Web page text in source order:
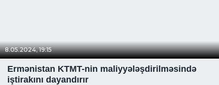
8.05.2024, 19:15
Ermənistan KTMT-nin maliyyələşdirilməsində
iştirakını dayandırır